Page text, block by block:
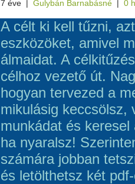
7 éve | Gulybán Barnabásné | 0
A célt ki kell tűzni,
eszközöket, amivel
álmaidat. A
célhoz vezető út.
hogyan tervezed a
mikulásig keccsölsz,
munkádat és
ha nyaralsz!
számára jobban
és letölthetsz két